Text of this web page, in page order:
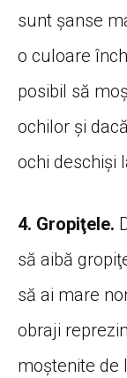
sunt şanse
o culoare
posibil să
ochilor şi
ochi deschişi
4. Gropiţele.
să aibă
să ai mare
obraji
moştenite de